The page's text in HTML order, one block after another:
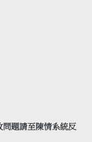
題請至陳情系統反